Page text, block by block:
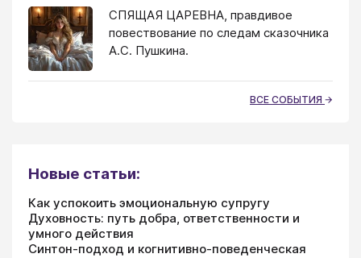
СПЯЩАЯ ЦАРЕВНА, правдивое
повествование по следам сказочника
А.С. Пушкина.
ВСЕ СОБЫТИЯ
Новые статьи:
Как успокоить эмоциональную супругу
Духовность: путь добра, ответственности и
умного действия
Синтон-подход и когнитивно-поведенческая